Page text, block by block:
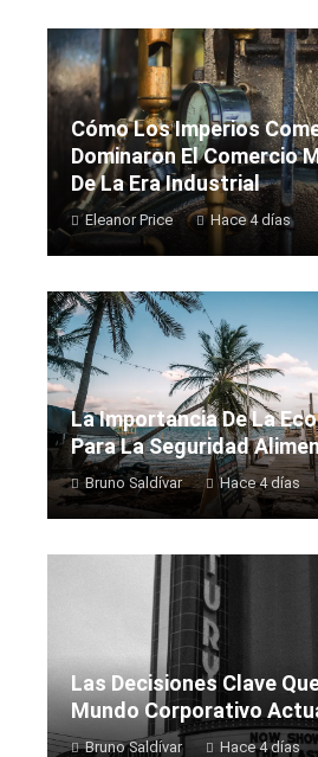
Cómo Los Imperios
Dominaron El Comercio
De La Era Industrial
Eleanor Price Hace 4 días
La Importancia De La
Para La Seguridad
Bruno Saldívar Hace 4 días
Las Decisiones Clave
Mundo Corporativo
Bruno Saldívar Hace 4 días